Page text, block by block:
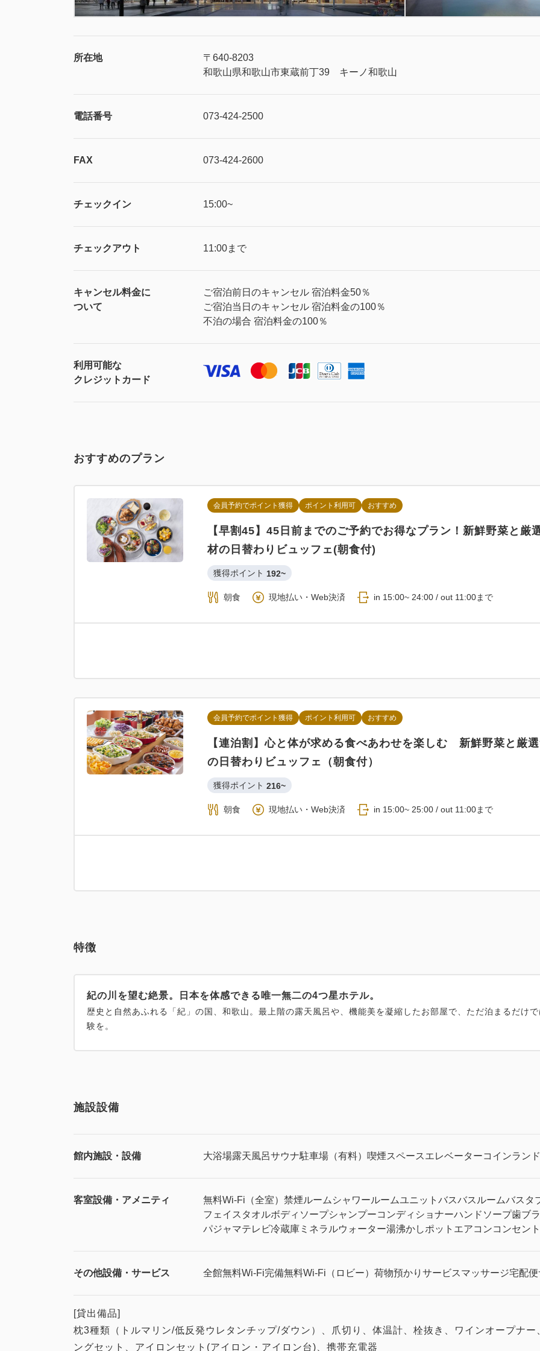
所在地
〒640-8203
和歌山県和歌山市東蔵前丁39 キーノ和歌山
電話番号 073-424-2500
FAX 073-424-2600
チェックイン 15:00~
チェックアウト 11:00まで
キャンセル料金に
ついて
ご宿泊前日のキャンセル 宿泊料金50％
ご宿泊当日のキャンセル 宿泊料金の100％
不泊の場合 宿泊料金の100％
利用可能な
クレジットカード
おすすめのプラン
会員予約でポイント獲得 ポイント利用可 おすすめ
【早割45】45日前までのご予約でお得なプラン！新鮮野菜と厳
材の日替わりビュッフェ(朝食付)
獲得ポイント 192~
朝食 現地払い・Web決済 in 15:00~ 24:00 / out 11:00まで
会員予約でポイント獲得 ポイント利用可 おすすめ
【連泊割】心と体が求める食べあわせを楽しむ 新鮮野菜と厳
の日替わりビュッフェ（朝食付）
獲得ポイント 216~
朝食 現地払い・Web決済 in 15:00~ 25:00 / out 11:00まで
特徴
紀の川を望む絶景。日本を体感できる唯一無二の4つ星ホテル。
歴史と自然あふれる「紀」の国、和歌山。最上階の露天風呂や、機能美を凝縮したお部屋で、ただ泊まるだけ
験を。
施設設備
館内施設・設備 大浴場露天風呂サウナ駐車場（有料） 喫煙スペースエレベーターコインラン
客室設備・アメニティ 無料Wi-Fi（全室） 禁煙ルーム シャワールームユニットバスバスルームバスタ
フェイスタオルボディソープシャンプーコンディショナーハンドソープ歯ブ
パジャマテレビ冷蔵庫 ミネラルウォーター湯沸かしポット エアコンコンセント
その他設備・サービス 全館無料Wi-Fi完備無料Wi-Fi（ロビー） 荷物預かりサービスマッサージ宅配
[貸出備品]
枕3種類（トルマリン/低反発ウレタンチップ/ダウン）、爪切り、体温計、栓抜き、ワインオープナ